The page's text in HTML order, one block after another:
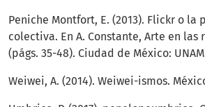
Peniche Montfort, E. (2013). Flickr o la
colectiva. En A. Constante, Arte en las
(págs. 35-48). Ciudad de México:
Weiwei, A. (2014). Weiwei-ismos.